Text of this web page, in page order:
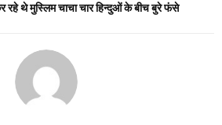
रहे थे मुस्लिम चाचा चार हिन्दुओं के बीच बुरे फंसे